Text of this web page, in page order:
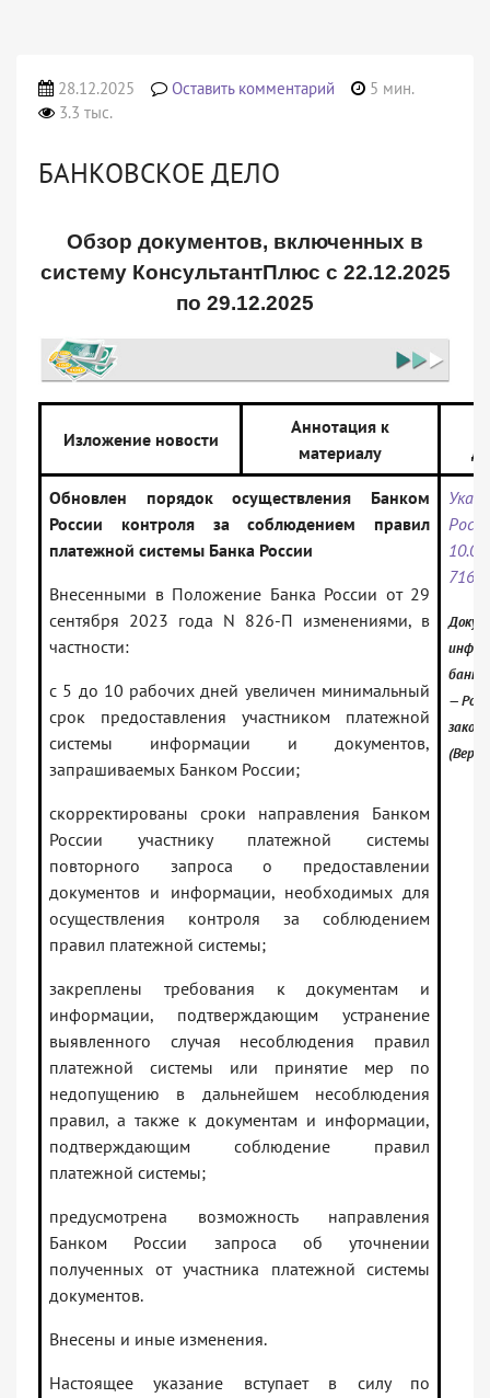
28.12.2025 Оставить комментарий
5 мин.
3.3 тыс.
БАНКОВСКОЕ ДЕЛО
Обзор документов, включенных в
систему КонсультантПлюс с 22.12.2025
по 29.12.2025
Изложение новости
Аннотация к
материалу
Обновлен порядок осуществления Банком
России контроля за соблюдением правил
платежной системы Банка России
Внесенными в Положение Банка России от 29
сентября 2023 года N 826-П изменениями, в
частности:
с 5 до 10 рабочих дней увеличен минимальный
срок предоставления участником платежной
системы информации и документов,
запрашиваемых Банком России;
скорректированы сроки направления Банком
России участнику платежной системы
повторного запроса о предоставлении
документов и информации, необходимых для
осуществления контроля за соблюдением
правил платежной системы;
закреплены требования к документам и
информации, подтверждающим устранение
выявленного случая несоблюдения правил
платежной системы или принятие мер по
недопущению в дальнейшем несоблюдения
правил, а также к документам и информации,
подтверждающим соблюдение правил
платежной системы;
предусмотрена возможность направления
Банком России запроса об уточнении
полученных от участника платежной системы
документов.
Внесены и иные изменения.
Настоящее указание вступает в силу по
банк:
—